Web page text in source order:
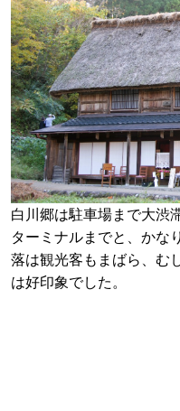
白川郷は駐車場まで大渋
ターミナルまでと、かな
落は観光客もまばら、む
は好印象でした。